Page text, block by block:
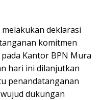
deklarasi
komitmen
Kantor BPN Mura
hari ini dilanjutkan
penandatanganan
dukungan